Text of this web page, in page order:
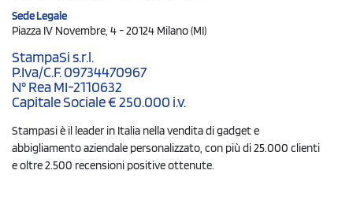
Sede Legale
Piazza IV Novembre, 4 - 20124 Milano (MI)
StampaSi s.r.l.
P.Iva/C.F. 09734470967
N° Rea MI-2110632
Capitale Sociale € 250.000 i.v.
Stampasi è il leader in Italia nella vendita di gadget e
abbigliamento aziendale personalizzato, con più di 25.000 clienti
e oltre 2.500 recensioni positive ottenute.